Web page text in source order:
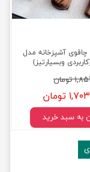
چاقوی آشپزخانه مدل
وبسیارتیز)
تومان
تومان
به سبد خرید